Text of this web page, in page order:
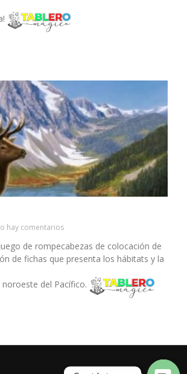
hay comentarios
de rompecabezas de colocación de
de fichas que presenta los hábitats y la
del Pacífico.